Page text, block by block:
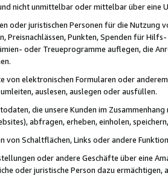
nicht unmittelbar oder mittelbar über eine
oder juristischen Personen für die Nutzung
Preisnachlässen, Punkten, Spenden für
oder Treueprogramme auflegen, die
von elektronischen Formularen oder
auslesen, auslegen oder ausfüllen.
die unsere Kunden im
abfragen, erheben, einholen,
von Schaltflächen, Links oder andere
oder andere Geschäfte über eine
oder juristische Person dazu